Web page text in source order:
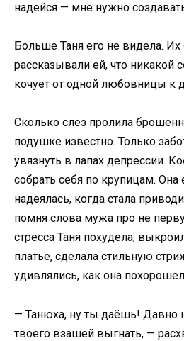
надейся — мне нужно
Больше Таня его не видела.
рассказывали ей, что никакой
кочует от одной любовницы к
Сколько слез пролила
подушке известно. Только
увязнуть в лапах депрессии.
собрать себя по крупицам. Она
надеялась, когда стала
помня слова мужа про не
стресса Таня похудела,
платье, сделала стильную
удивлялись, как она
— Танюха, ну ты даёшь! Давно
твоего взашей выгнать, —